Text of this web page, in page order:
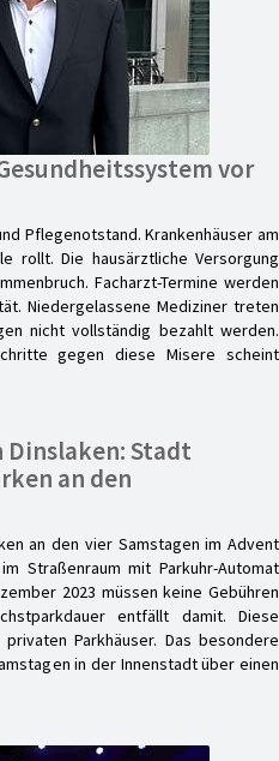
vor
Pflegenotstand. Krankenhäuser am
rollt. Die hausärztliche Versorgung
Facharzt-Termine werden
Niedergelassene Mediziner treten
nicht vollständig bezahlt werden.
gegen diese Misere scheint
Stadt
an den
an den vier Samstagen im Advent
Straßenraum mit Parkuhr-Automat
2023 müssen keine Gebühren
entfällt damit. Diese
Parkhäuser. Das besondere
in der Innenstadt über einen